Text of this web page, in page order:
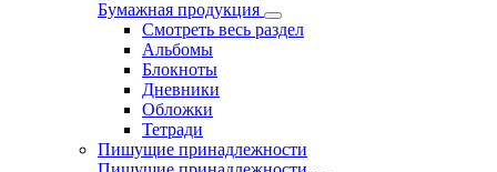
Бумажная продукция
Смотреть весь раздел
Альбомы
Блокноты
Дневники
Обложки
Тетради
Пишущие принадлежности